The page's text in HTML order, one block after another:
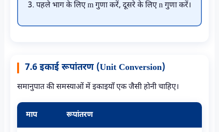
3. पहले भाग के लिए m गुणा करें, दूसरे के लिए n गुणा करें।
7.6 इकाई रूपांतरण (Unit Conversion)
समानुपात की समस्याओं में इकाइयाँ एक जैसी होनी चाहिए।
माप रूपांतरण